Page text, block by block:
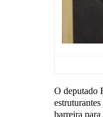
O deputado
barreira